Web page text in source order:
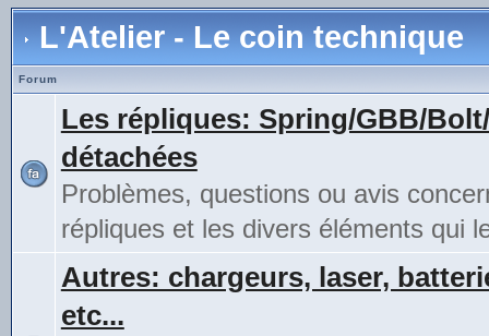
L'Atelier - Le coin technique
Forum
Les répliques: Spring/GBB/
détachées
Problèmes, questions ou avis
répliques et les divers éléments qui
Autres: chargeurs, laser,
etc...